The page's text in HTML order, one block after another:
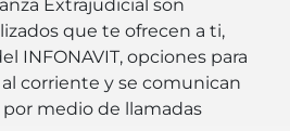
Extrajudicial son
que te ofrecen a ti,
INFONAVIT, opciones para
corriente y se comunican
medio de llamadas